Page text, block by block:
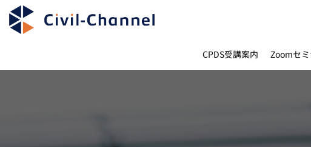
CPDS受講案内 Zoomセミ